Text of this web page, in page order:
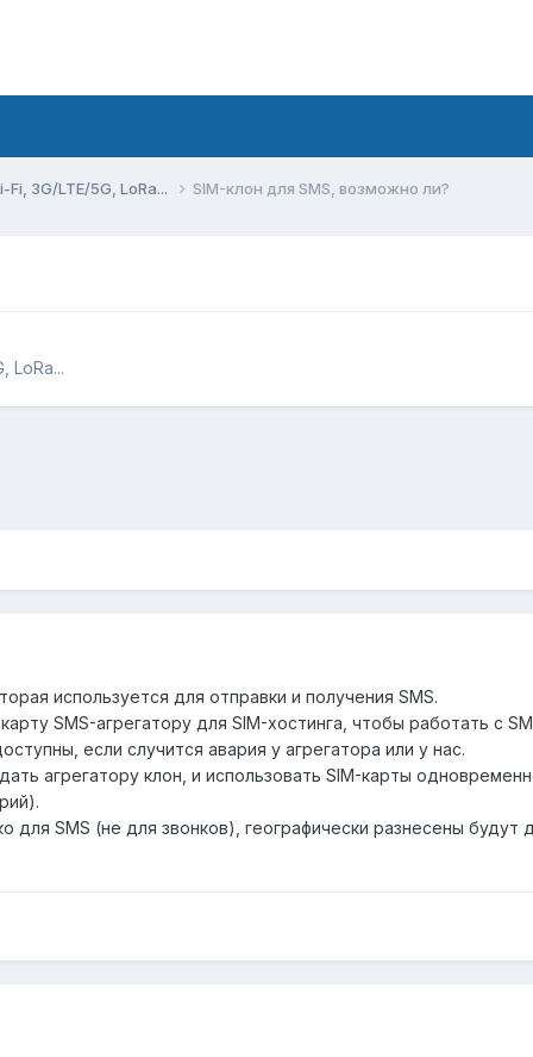
3G/LTE/5G, LoRa... SIM-клон для SMS, возможно ли?
LoRa...
используется для отправки и получения SMS.
SMS-агрегатору для SIM-хостинга, чтобы работать с
если случится авария у агрегатора или у нас.
агрегатору клон, и использовать SIM-карты
для SMS (не для звонков), географически разнесены будут